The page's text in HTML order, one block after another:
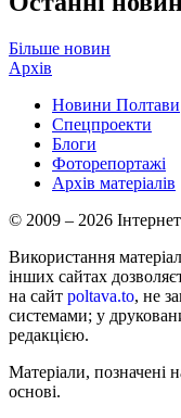
Більше новин
Архів
Новини Полтави
Спецпроекти
Блоги
Фоторепортажі
Архів матеріалів
© 2009 – 2026
Використання
інших сайтах
на сайт poltava.to, не
системами; у
редакцією.
Матеріали, позначені
основі.